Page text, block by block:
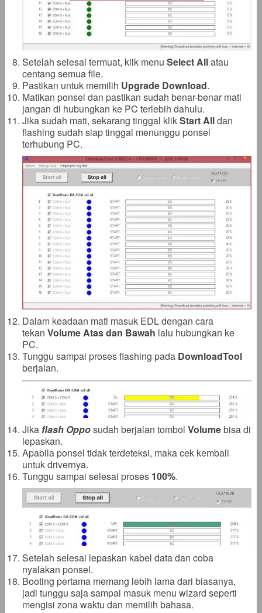
Setelah selesai termuat, klik menu Select Allatau
centang semua file.
Pastikan untuk memilih Upgrade Download.
Matikan ponsel dan pastikan sudah benar-benar mati
jangan di hubungkan ke PC terlebih dahulu.
Jika sudah mati, sekarang tinggal klikStart Alldan
flashing sudah siap tinggal menunggu ponsel
terhubung PC.
Dalam keadaan mati masuk EDL dengan cara
tekan Volume Atas dan Bawah lalu hubungkan ke
PC.
Tunggu sampai proses flashing pada DownloadTool
berjalan.
Jika flash Opposudah berjalan tombol Volumebisa di
lepaskan.
Apabila ponsel tidak terdeteksi, maka cek kembali
untuk drivernya.
Tunggu sampai selesai proses 100%.
Setelah selesai lepaskan kabel data dan coba
nyalakan ponsel.
Booting pertama memang lebih lama dari biasanya,
jadi tunggu saja sampai masuk menu wizard seperti
mengisi zona waktu dan memilih bahasa.